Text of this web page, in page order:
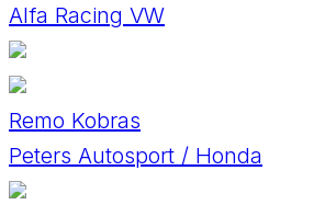
Alfa Racing VW
Remo Kobras
Peters Autosport / Honda